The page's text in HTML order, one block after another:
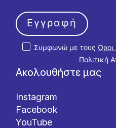
Ακολουθήστε μας
Instagram
Facebook
YouTube
Συμφωνώ με τουςΌροι
Πολιτική
Εγγραφή